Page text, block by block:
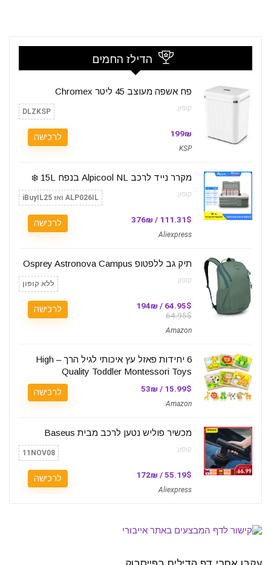
הדילז החמים
פח אשפה מעוצב 45 ליטר Chromex
קופון: DLZKSP
199₪
KSP
לרכישה
מקרר נייד לרכב Alpicool NL בנפח 15L ❄️
קופון: ALP026IL ואז iBuyIL25
111.31$ / 376₪
Aliexpress
לרכישה
תיק גב ללפטופ Osprey Astronova Campus
קופון: ללא קופון
64.95$ / 194₪
64.95$
Amazon
לרכישה
6 יחידות פאזל עץ איכותי לגיל הרך – High
Quality Toddler Montessori Toys
15.99$ / 53₪
Amazon
לרכישה
מכשיר פוליש נטען לרכב מבית Baseus
קופון: 11NOV08
55.19$ / 172₪
Aliexpress
לרכישה